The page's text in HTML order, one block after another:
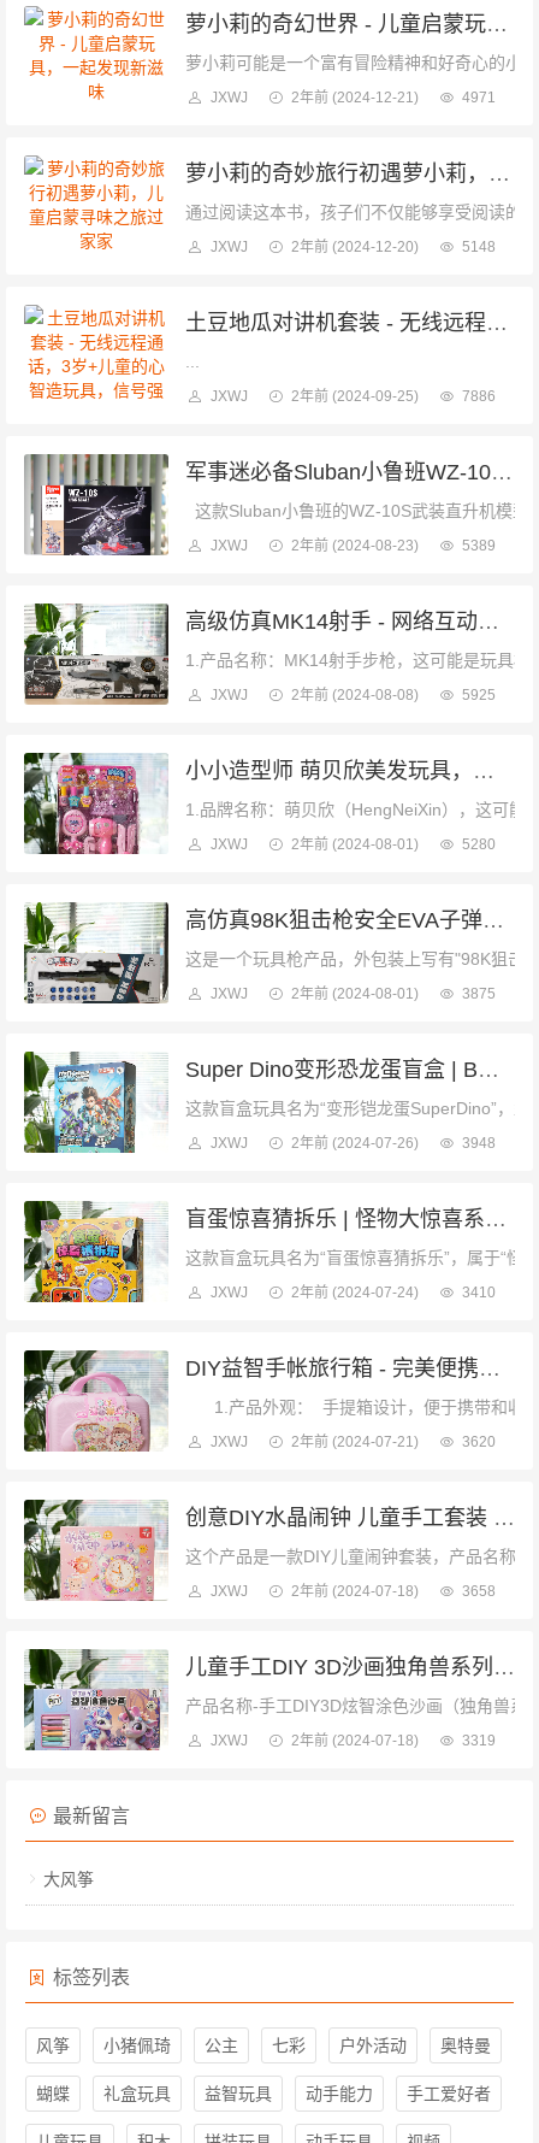
萝小莉的奇幻世界 - 儿童启蒙玩具，一起发现新滋味
萝小莉可能是一个富有冒险精神和好奇心的小
JXWJ 2年前 (2024-12-21) 4971
萝小莉的奇妙旅行初遇萝小莉，儿童启蒙寻味之旅过家家
通过阅读这本书，孩子们不仅能够享受阅读的
JXWJ 2年前 (2024-12-20) 5148
土豆地瓜对讲机套装 - 无线远程通话，3岁+儿童的心智造玩具，信号强劲
JXWJ 2年前 (2024-09-25) 7886
军事迷必备Sluban小鲁班WZ-10S直升机模型拼装玩具
这款Sluban小鲁班的WZ-10S武装直升机模
JXWJ 2年前 (2024-08-23) 5389
高级仿真MK14射手 - 网络互动射击游戏，珍藏版水晶弹装备
1.产品名称：MK14射手步枪，这可能是玩具
JXWJ 2年前 (2024-08-08) 5925
小小造型师 萌贝欣美发玩具，安全培养小朋友的时尚触觉
1.品牌名称：萌贝欣（HengNeiXin），这可能
JXWJ 2年前 (2024-08-01) 5280
高仿真98K狙击枪安全EVA子弹，增强射击乐趣
这是一个玩具枪产品，外包装上写有"98K狙击
JXWJ 2年前 (2024-08-01) 3875
Super Dino变形恐龙蛋盲盒 | BQ-65，快乐萌公仔系列，8个惊喜变形恐龙
这款盲盒玩具名为“变形铠龙蛋SuperDino”，
JXWJ 2年前 (2024-07-26) 3948
盲蛋惊喜猜拆乐 | 怪物大惊喜系列，3岁以上适用，旋转装置，趣味无限
这款盲盒玩具名为“盲蛋惊喜猜拆乐”，属于“
JXWJ 2年前 (2024-07-24) 3410
DIY益智手帐旅行箱 - 完美便携手工制作套装，创意无限，轻松解压
1.产品外观： 手提箱设计，便于携带和收
JXWJ 2年前 (2024-07-21) 3620
创意DIY水晶闹钟 儿童手工套装 8岁以上益智玩具
这个产品是一款DIY儿童闹钟套装，产品名称
JXWJ 2年前 (2024-07-18) 3658
儿童手工DIY 3D沙画独角兽系列，多色涂色笔套装，激发创意与动手能力
产品名称-手工DIY3D炫智涂色沙画（独角兽
JXWJ 2年前 (2024-07-18) 3319
最新留言
大风筝
标签列表
风筝 小猪佩琦 公主 七彩 户外活动 奥特曼
蝴蝶 礼盒玩具 益智玩具 动手能力 手工爱好者